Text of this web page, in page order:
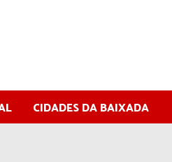
CIDADES DA BAIXADA